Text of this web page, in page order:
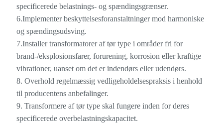
specificerede belastnings- og spændingsgrænser.
6.Implementer beskyttelsesforanstaltninger mod harmoniske
og spændingsudsving.
7.Installer transformatorer af tør type i områder fri for
brand-/eksplosionsfarer, forurening, korrosion eller kraftige
vibrationer, uanset om det er indendørs eller udendørs.
8. Overhold regelmæssig vedligeholdelsespraksis i henhold
til producentens anbefalinger.
9. Transformere af tør type skal fungere inden for deres
specificerede overbelastningskapacitet.